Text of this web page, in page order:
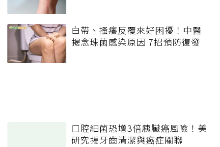
白帶、搔癢反覆來好困擾！中醫
揭念珠菌感染原因 7招預防復發
口腔細菌恐增3倍胰臟癌風險！美
研究揭牙齒清潔與癌症關聯